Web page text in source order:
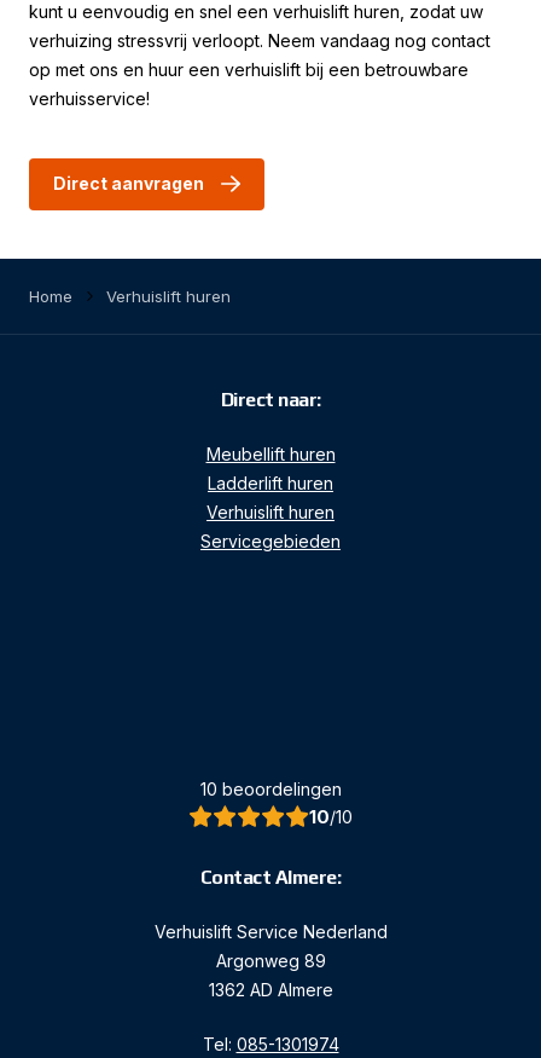
kunt u eenvoudig en snel een verhuislift huren, zodat uw
verhuizing stressvrij verloopt. Neem vandaag nog contact
op met ons en huur een verhuislift bij een betrouwbare
verhuisservice!
Direct aanvragen
Home Verhuislift huren
Direct naar:
Meubellift huren
Ladderlift huren
Verhuislift huren
Servicegebieden
10 beoordelingen
10/10
Contact Almere:
Verhuislift Service Nederland
Argonweg 89
1362 AD Almere
Tel: 085-1301974